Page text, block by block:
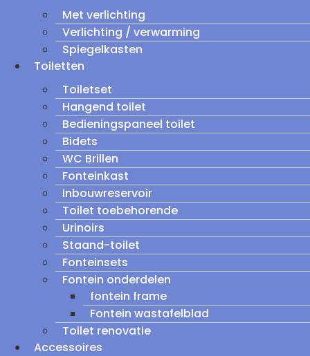
Met verlichting
Verlichting / verwarming
Spiegelkasten
Toiletten
Toiletset
Hangend toilet
Bedieningspaneel toilet
Bidets
WC Brillen
Fonteinkast
Inbouwreservoir
Toilet toebehorende
Urinoirs
Staand-toilet
Fonteinsets
Fontein onderdelen
fontein frame
Fontein wastafelblad
Toilet renovatie
Accessoires